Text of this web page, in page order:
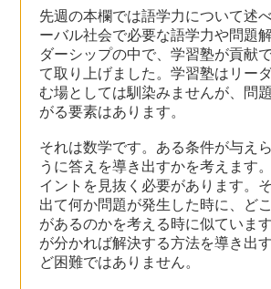
先週の本欄では語学力について述
ーバル社会で必要な語学力や問題
ダーシップの中で、学習塾が貢献
て取り上げました。学習塾はリー
む場としては馴染みませんが、問
がる要素はあります。
それは数学です。ある条件が与え
うに答えを導き出すかを考えます
イントを見抜く必要があります。
出て何か問題が発生した時に、ど
があるのかを考える時に似ていま
が分かれば解決する方法を導き出
ど困難ではありません。